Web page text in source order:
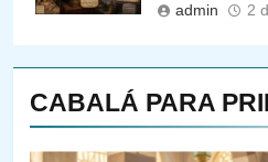
CABALÁ PARA
admin 2